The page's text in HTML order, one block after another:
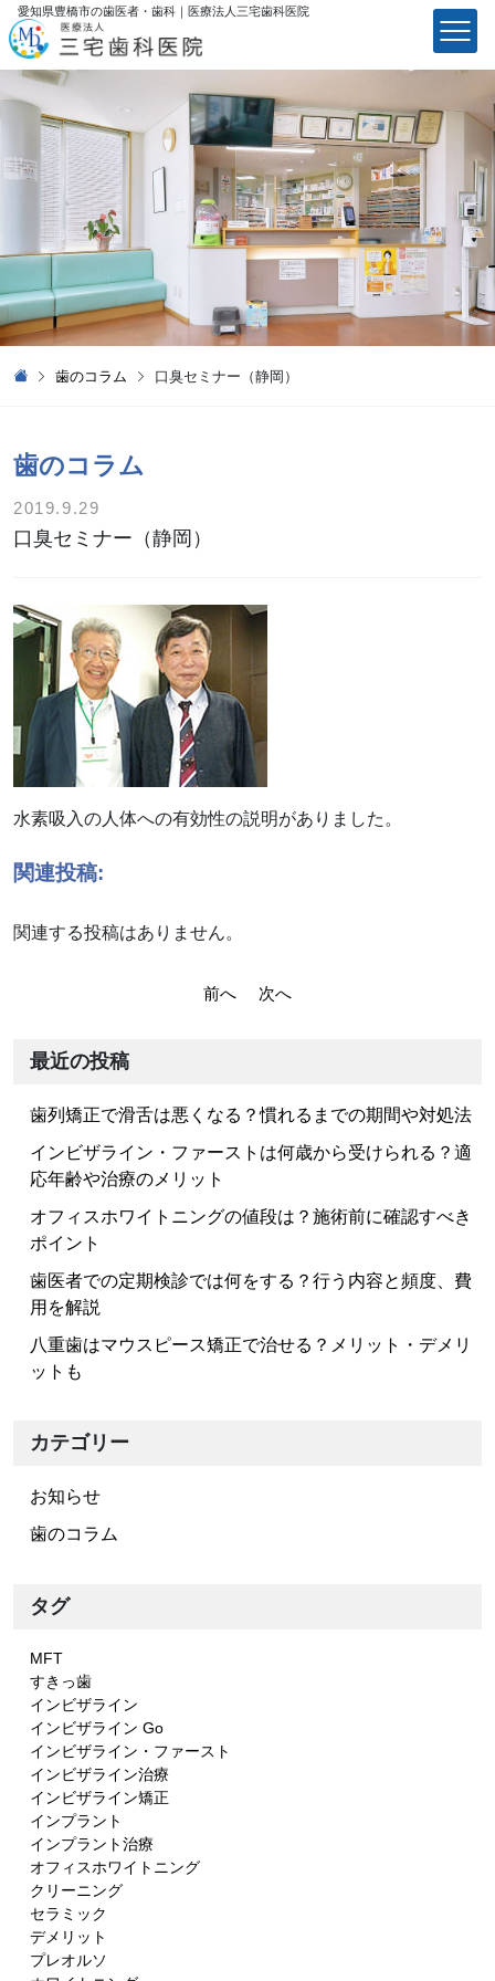
愛知県豊橋市の歯医者・歯科｜医療法⼈三宅⻭科医院
歯のコラム 口臭セミナー（静岡）
歯のコラム
2019.9.29
口臭セミナー（静岡）
水素吸入の人体への有効性の説明がありました。
関連投稿:
関連する投稿はありません。
ナ
ゲ
ー
シ
ョ
ン
前へ 次へ
最近の投稿
歯列矯正で滑舌は悪くなる？慣れるまでの期間や対処法
インビザライン・ファーストは何歳から受けられる？適
応年齢や治療のメリット
オフィスホワイトニングの値段は？施術前に確認すべき
ポイント
歯医者での定期検診では何をする？行う内容と頻度、費
用を解説
八重歯はマウスピース矯正で治せる？メリット・デメリ
ットも
カテゴリー
お知らせ
歯のコラム
タグ
MFT
すきっ歯
インビザライン
インビザライン Go
インビザライン・ファースト
インビザライン治療
インビザライン矯正
インプラント
インプラント治療
オフィスホワイトニング
クリーニング
セラミック
デメリット
プレオルソ